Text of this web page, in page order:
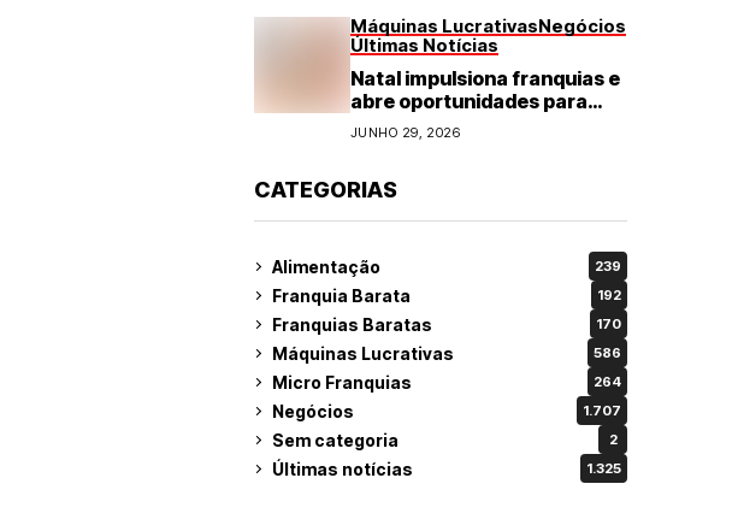
Máquinas LucrativasNegócios
Últimas Notícias
Natal impulsiona franquias e
abre oportunidades para
diversos segmentos do
JUNHO 29, 2026
CATEGORIAS
Alimentação 239
Franquia Barata 192
Franquias Baratas 170
Máquinas Lucrativas 586
Micro Franquias 264
Negócios 1.707
Sem categoria 2
Últimas notícias 1.325